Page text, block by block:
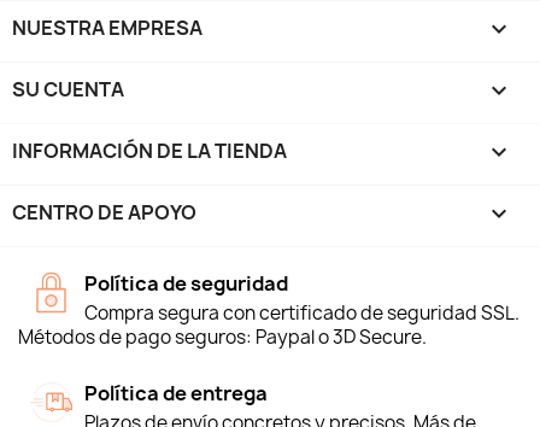
NUESTRA EMPRESA 
SU CUENTA 
INFORMACIÓN DE LA TIENDA keyboard_arrow_down
CENTRO DE APOYO 
Política de seguridad
Compra segura con certificado de seguridad SSL.
Métodos de pago seguros: Paypal o 3D Secure.
Política de entrega